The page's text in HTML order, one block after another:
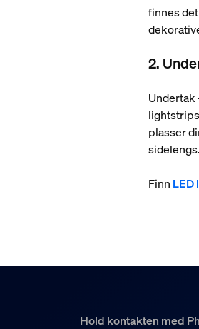
finnes
2.
Undertak
plasser
sidelengs.
Finn LED
Hold kontakten med